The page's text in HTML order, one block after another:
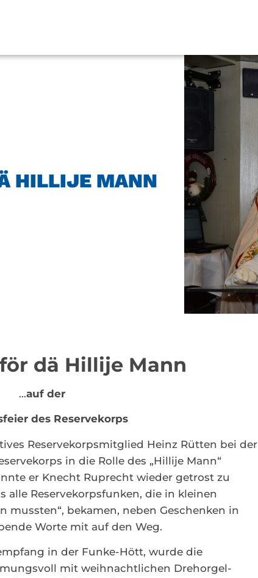
HILLIJE MANN
dä Hillije Mann
…auf der
des Reservekorps
Reservekorpsmitglied Heinz Rütten bei der
in die Rolle des „Hillije Mann“
er Knecht Ruprecht wieder getrost zu
alle Reservekorpsfunken, die in kleinen
mussten“, bekamen, neben Geschenken in
Worte mit auf den Weg.
in der Funke-Hött, wurde die
mit weihnachtlichen Drehorgel-